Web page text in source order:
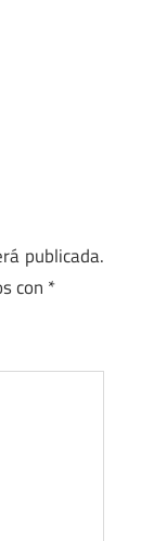
publicada.
con *